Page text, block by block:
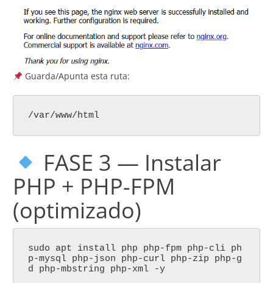
Guarda/Apunta esta ruta:
/var/www/html
FASE 3 — Instalar
PHP + PHP-FPM
(optimizado)
sudo apt install php php-fpm php-cli ph
p-mysql php-json php-curl php-zip php-g
d php-mbstring php-xml -y